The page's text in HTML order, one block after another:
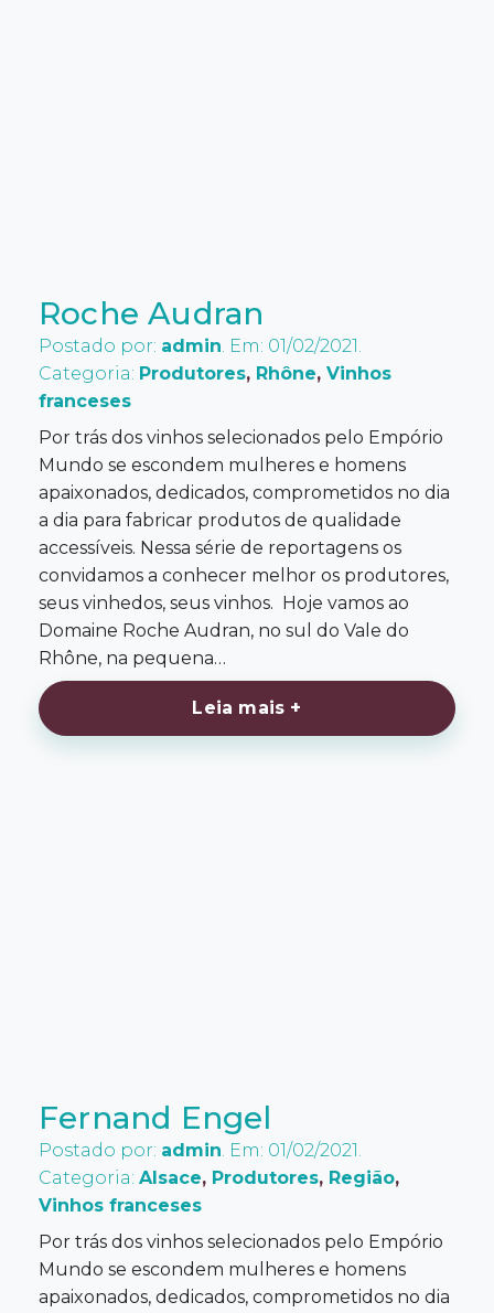
Roche Audran
Postado por: admin. Em: 01/02/2021.
Categoria: Produtores, Rhône, Vinhos
franceses
Por trás dos vinhos selecionados pelo Empório
Mundo se escondem mulheres e homens
apaixonados, dedicados, comprometidos no dia
a dia para fabricar produtos de qualidade
accessíveis. Nessa série de reportagens os
convidamos a conhecer melhor os produtores,
seus vinhedos, seus vinhos. Hoje vamos ao
Domaine Roche Audran, no sul do Vale do
Rhône, na pequena…
Leia mais +
Fernand Engel
Postado por: admin. Em: 01/02/2021.
Categoria: Alsace, Produtores, Região,
Vinhos franceses
Por trás dos vinhos selecionados pelo Empório
Mundo se escondem mulheres e homens
apaixonados, dedicados, comprometidos no dia